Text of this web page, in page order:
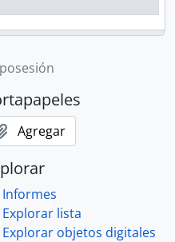
Agregar
Informes
Explorar lista
Explorar objetos digitales